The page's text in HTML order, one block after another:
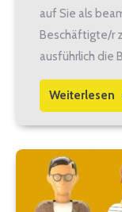
auf Sie als
Beschäftigte/r
ausführlich die
Weiterlesen